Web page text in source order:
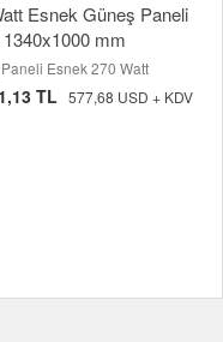
Esnek Güneş Paneli
mm
Esnek 270 Watt
TL 577,68 USD + KDV